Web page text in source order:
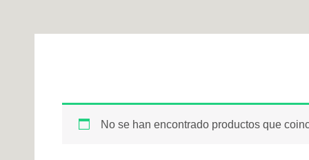
No se han encontrado productos que